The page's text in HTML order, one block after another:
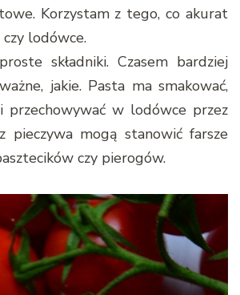
Korzystam z tego, co akurat
lodówce.
składniki. Czasem bardziej
jakie. Pasta ma smakować,
przechowywać w lodówce przez
pieczywa mogą stanowić farsze
czy pierogów.